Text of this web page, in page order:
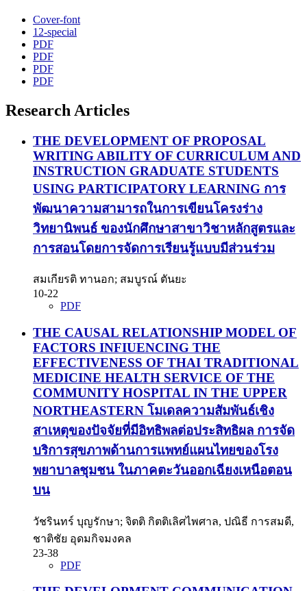
Cover-font
12-special
PDF
PDF
PDF
PDF
Research Articles
THE DEVELOPMENT OF PROPOSAL
WRITING ABILITY OF CURRICULUM AND
INSTRUCTION GRADUATE STUDENTS
USING PARTICIPATORY LEARNING การ
พัฒนาความสามารถในการเขียนโครงร่าง
วิทยานิพนธ์ ของนักศึกษาสาขาวิชาหลักสูตรและ
การสอนโดยการจัดการเรียนรู้แบบมีส่วนร่วม
สมเกียรติ ทานอก; สมบูรณ์ ตันยะ
10-22
PDF
THE CAUSAL RELATIONSHIP MODEL OF
FACTORS INFIUENCING THE
EFFECTIVENESS OF THAI TRADITIONAL
MEDICINE HEALTH SERVICE OF THE
COMMUNITY HOSPITAL IN THE UPPER
NORTHEASTERN โมเดลความสัมพันธ์เชิง
สาเหตุของปัจจัยที่มีอิทธิพลต่อประสิทธิผล การจัด
บริการสุขภาพด้านการแพทย์แผนไทยของโรง
พยาบาลชุมชน ในภาคตะวันออกเฉียงเหนือตอน
บน
วัชรินทร์ บุญรักษา; จิตติ กิตติเลิศไพศาล, ปณิธี การสมดี,
ชาติชัย อุดมกิจมงคล
23-38
PDF